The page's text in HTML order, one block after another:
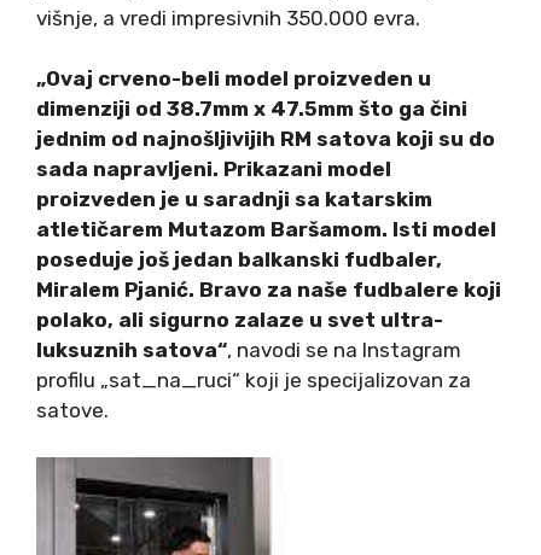
višnje, a vredi impresivnih 350.000 evra.
„Ovaj crveno-beli model proizveden u
dimenziji od 38.7mm x 47.5mm što ga čini
jednim od najnošljivijih RM satova koji su do
sada napravljeni. Prikazani model
proizveden je u saradnji sa katarskim
atletičarem Mutazom Baršamom. Isti model
poseduje još jedan balkanski fudbaler,
Miralem Pjanić. Bravo za naše fudbalere koji
polako, ali sigurno zalaze u svet ultra-
luksuznih satova“, navodi se na Instagram
profilu „sat_na_ruci“ koji je specijalizovan za
satove.